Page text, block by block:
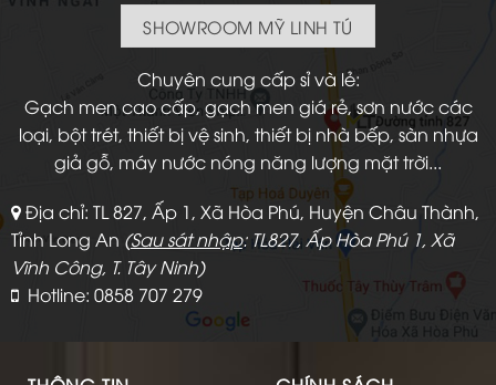
SHOWROOM MỸ LINH TÚ
Chuyên cung cấp sỉ và lẻ:
Gạch men cao cấp, gạch men giá rẻ, sơn nước các
loại, bột trét, thiết bị vệ sinh, thiết bị nhà bếp, sàn nhựa
giả gỗ, máy nước nóng năng lượng mặt trời...
Địa chỉ: TL 827, Ấp 1, Xã Hòa Phú, Huyện Châu Thành,
Tỉnh Long An (Sau sát nhập: TL827, Ấp Hòa Phú 1, Xã
Vĩnh Công, T. Tây Ninh)
Hotline: 0858 707 279